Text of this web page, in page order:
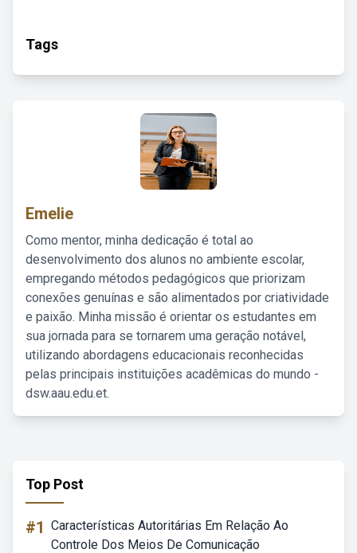
Tags
Emelie
Como mentor, minha dedicação é total ao
desenvolvimento dos alunos no ambiente escolar,
empregando métodos pedagógicos que priorizam
conexões genuínas e são alimentados por criatividade
e paixão. Minha missão é orientar os estudantes em
sua jornada para se tornarem uma geração notável,
utilizando abordagens educacionais reconhecidas
pelas principais instituições acadêmicas do mundo -
dsw.aau.edu.et.
Top Post
#1 Características Autoritárias Em Relação Ao
Controle Dos Meios De Comunicação